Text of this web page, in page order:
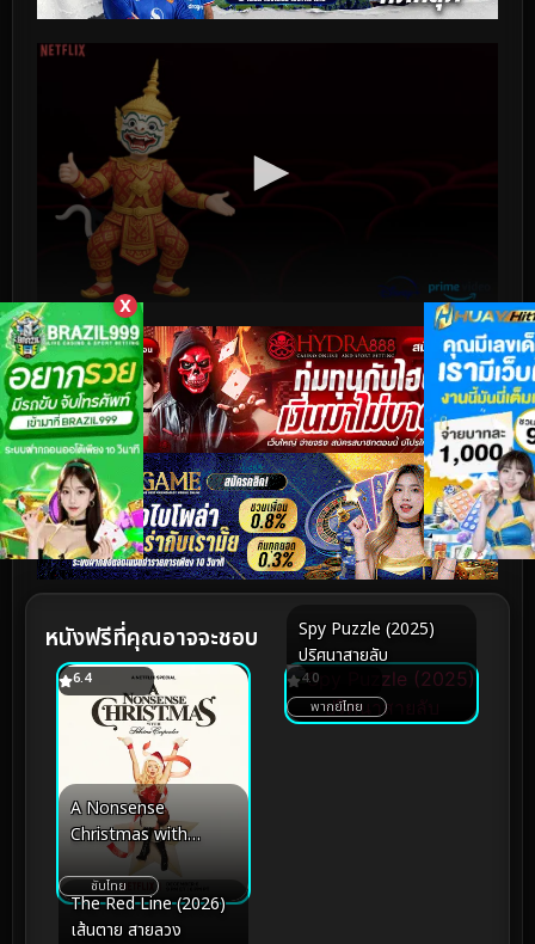
X
หนังฟรีที่คุณอาจจะชอบ
6.4
A Nonsense
Christmas with
Sabrina Carpenter
คริสต์มาสไร้สาระกับซาบรี
นา คาร์เพนเตอร์ (2024)
ซับไทย
4.0
Spy Puzzle (2025)
ปริศนาสายลับ
พากย์ไทย
The Red Line (2026)
เส้นตาย สายลวง